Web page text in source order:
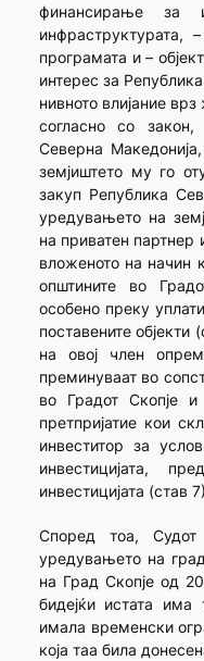
финансирање за
програмата и –
интерес за
нивното влијание
согласно со
Северна
земјиштето му го
закуп Република
уредувањето на
на приватен
вложеното на начин
општините во
особено преку
поставените
на овој член
преминуваат во
во Градот Скопје и
претпријатие кои
инвеститор за
инвестицијата,
инвестицијата (став
Според тоа,
уредувањето на
на Град Скопје од
бидејќи истата има
имала временски
која таа била